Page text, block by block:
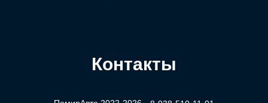
Контакты